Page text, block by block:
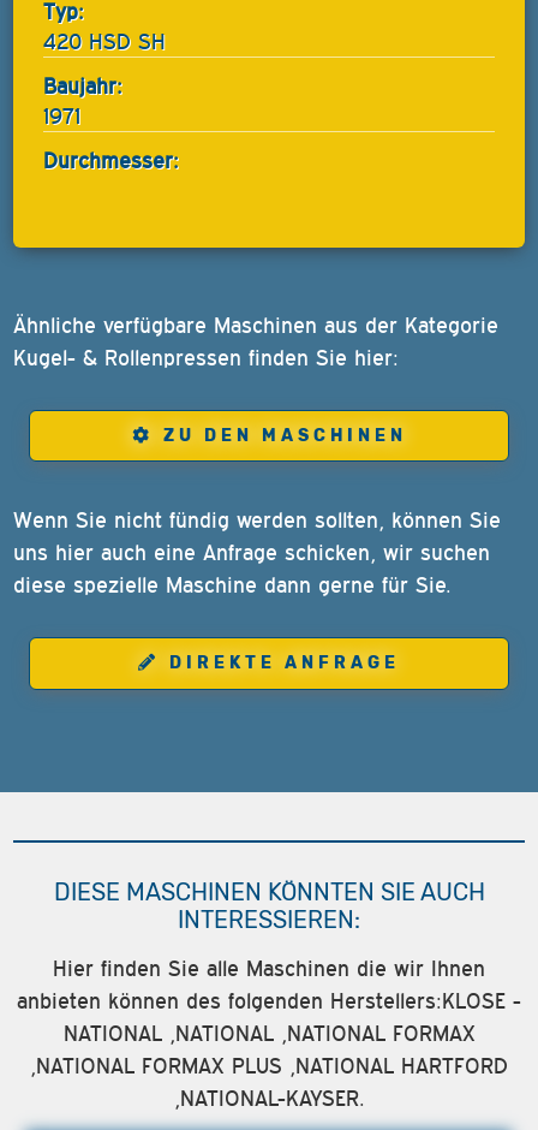
Typ:
420 HSD SH
Baujahr:
1971
Durchmesser:
Ähnliche verfügbare Maschinen aus der Kategorie
Kugel- & Rollenpressen finden Sie hier:
ZU DEN MASCHINEN
Wenn Sie nicht fündig werden sollten, können Sie
uns hier auch eine Anfrage schicken, wir suchen
diese spezielle Maschine dann gerne für Sie.
DIREKTE ANFRAGE
DIESE MASCHINEN KÖNNTEN SIE AUCH
INTERESSIEREN:
Hier finden Sie alle Maschinen die wir Ihnen
anbieten können des folgenden Herstellers:KLOSE -
NATIONAL ,NATIONAL ,NATIONAL FORMAX
,NATIONAL FORMAX PLUS ,NATIONAL HARTFORD
,NATIONAL-KAYSER.